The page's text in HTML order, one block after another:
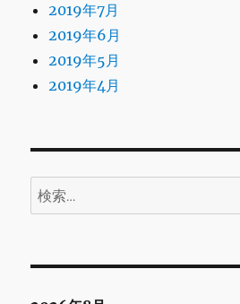
2019年7月
2019年6月
2019年5月
2019年4月
検
索: